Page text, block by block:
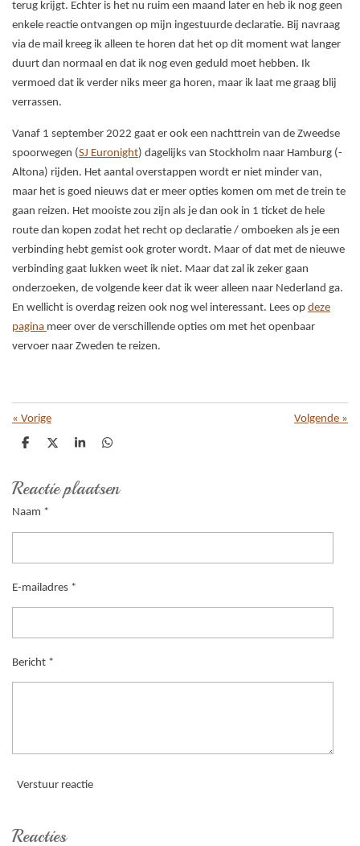
terug krijgt. Echter is het nu ruim een maand later en heb ik nog geen
enkele reactie ontvangen op mijn ingestuurde declaratie. Bij navraag
via de mail kreeg ik alleen te horen dat het op dit moment wat langer
duurt dan normaal en dat ik nog even geduld moet hebben. Ik
vermoed dat ik verder niks meer ga horen, maar ik laat me graag blij
verrassen.
Vanaf 1 september 2022 gaat er ook een nachttrein van de Zweedse
spoorwegen (SJ Euronight) dagelijks van Stockholm naar Hamburg (-
Altona) rijden. Het aantal overstappen wordt er niet minder van,
maar het is goed nieuws dat er meer opties komen om met de trein te
gaan reizen. Het mooiste zou zijn als je dan ook in 1 ticket de hele
route dan kopen zodat het recht op declaratie / omboeken als je een
verbinding hebt gemist ook groter wordt. Maar of dat met de nieuwe
verbinding gaat lukken weet ik niet. Maar dat zal ik zeker gaan
onderzoeken, de volgende keer dat ik weer alleen naar Nederland ga.
En wellicht is overdag reizen ook nog wel interessant. Lees op deze
pagina meer over de verschillende opties om met het openbaar
vervoer naar Zweden te reizen.
« Vorige Volgende »
D
n
D
l
S
r
e
D
n
Reactie plaatsen
Naam *
E-mailadres *
Bericht *
Verstuur reactie
Reacties